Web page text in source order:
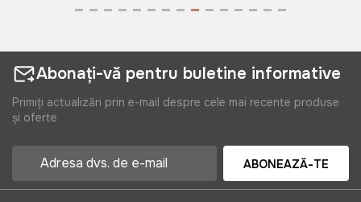
Abonați-vă pentru buletine informative
Primiți actualizări prin e-mail despre cele mai recente produse
și oferte
ABONEAZĂ-TE